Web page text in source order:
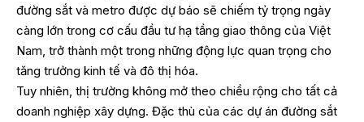
đường sắt và metro được dự báo sẽ chiếm tỷ trọng ngày
càng lớn trong cơ cấu đầu tư hạ tầng giao thông của Việt
Nam, trở thành một trong những động lực quan trọng cho
tăng trưởng kinh tế và đô thị hóa.
Tuy nhiên, thị trường không mở theo chiều rộng cho tất cả
doanh nghiệp xây dựng. Đặc thù của các dự án đường sắt